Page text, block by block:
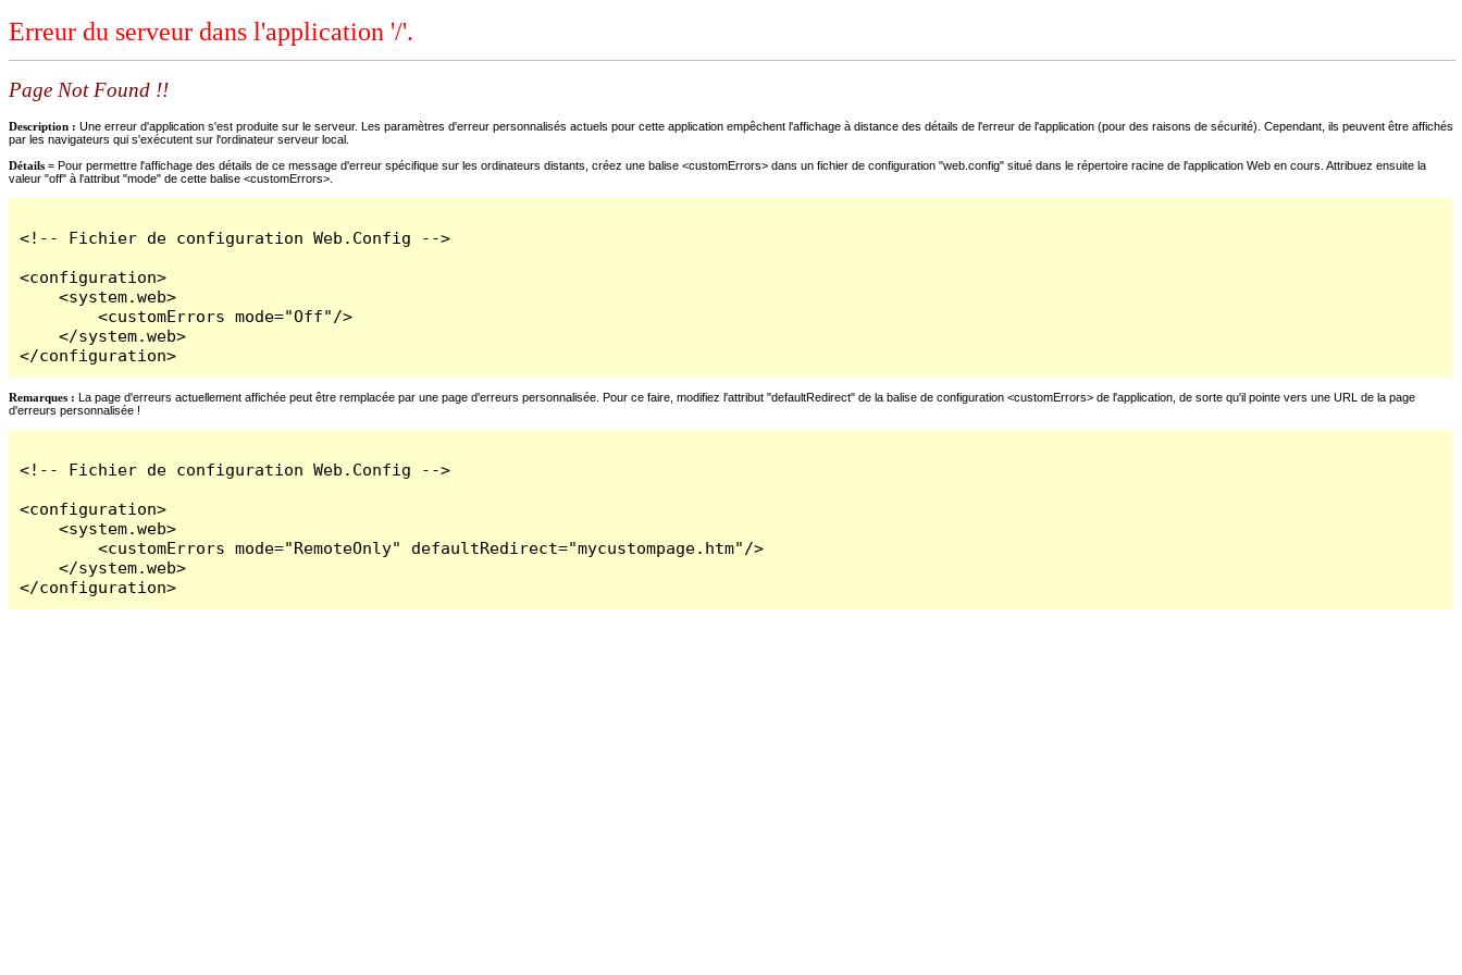
Erreur du serveur dans l'application '/'.
Page Not Found !!
Description : Une erreur d'application s'est produite sur le serveur. Les paramètres d'erreur personnalisés actuels pour cette application empêchent l'affichage à distance des détails de l'erreur de l'application (pour des raisons de sécurité). Cependant, ils peuvent être affichés
par les navigateurs qui s'exécutent sur l'ordinateur serveur local.
Détails = Pour permettre l'affichage des détails de ce message d'erreur spécifique sur les ordinateurs distants, créez une balise <customErrors> dans un fichier de configuration "web.config" situé dans le répertoire racine de l'application Web en cours. Attribuez ensuite la
valeur "off" à l'attribut "mode" de cette balise <customErrors>.
<!-- Fichier de configuration Web.Config -->
<configuration>
    <system.web>
        <customErrors mode="Off"/>
    </system.web>
</configuration>
Remarques : La page d'erreurs actuellement affichée peut être remplacée par une page d'erreurs personnalisée. Pour ce faire, modifiez l'attribut "defaultRedirect" de la balise de configuration <customErrors> de l'application, de sorte qu'il pointe vers une URL de la page
d'erreurs personnalisée !
<!-- Fichier de configuration Web.Config -->
<configuration>
    <system.web>
        <customErrors mode="RemoteOnly" defaultRedirect="mycustompage.htm"/>
    </system.web>
</configuration>